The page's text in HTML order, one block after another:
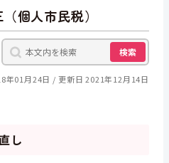
個人市民税）
検索
年01月24日 更新日 2021年12月14日
し